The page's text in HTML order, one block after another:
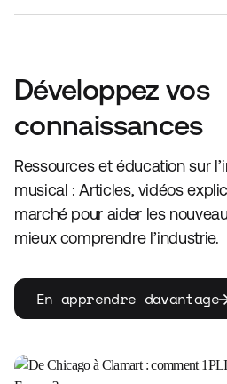
Développez vos
connaissances
Ressources et éducation sur
musical : Articles, vidéos
marché pour aider les
mieux comprendre l’industrie.
En apprendre davantage